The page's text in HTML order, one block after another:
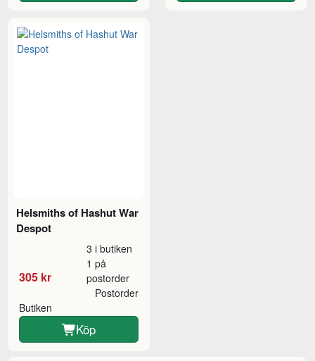
Helsmiths of Hashut War
Despot
305 kr
3 i butiken
1 på
postorder
Butiken
Postorder
Köp